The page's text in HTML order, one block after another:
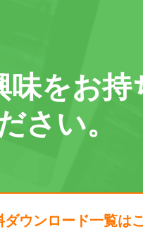
味をお持
さい。
ダウンロード一覧は